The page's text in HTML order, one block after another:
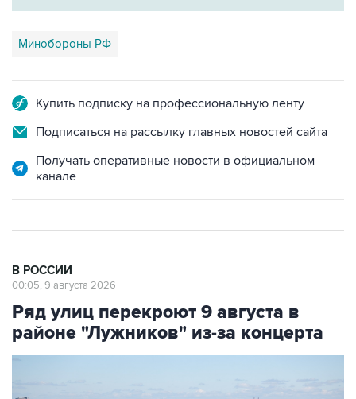
Минобороны РФ
Купить подписку на профессиональную ленту
Подписаться на рассылку главных новостей сайта
Получать оперативные новости в официальном
канале
В РОССИИ
00:05, 9 августа 2026
Ряд улиц перекроют 9 августа в
районе "Лужников" из-за концерта